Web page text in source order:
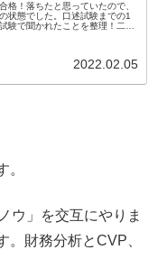
格！落ちたと思っていたので、
状態でした。口述試験までの1
験で聞かれたことを整理！二次
2022.02.05
ウ」を交互にやりま
。財務分析とCVP、